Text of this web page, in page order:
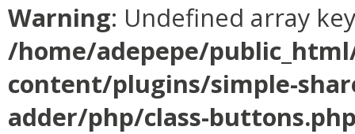
Warning: Undefined array
/home/adepepe/
content/plugins/simple-
adder/php/class-